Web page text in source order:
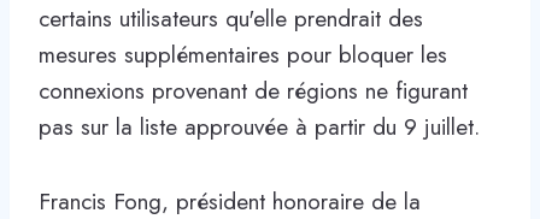
certains utilisateurs qu'elle prendrait des
mesures supplémentaires pour bloquer les
connexions provenant de régions ne figurant
pas sur la liste approuvée à partir du 9 juillet.
Francis Fong, président honoraire de la